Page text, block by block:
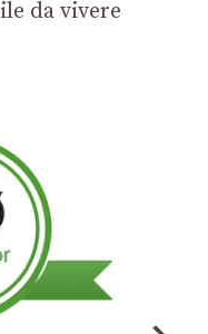
da vivere